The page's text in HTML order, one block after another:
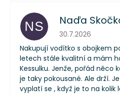
NS Naďa
Hodnocení
30.7.2026
Nakupují vodítko s obojkem
letech stále kvalitní a mám
Kessulku. Jenže, pořád něco
je taky pokousané. Ale drží.
vyplatí se , když je to na kolik